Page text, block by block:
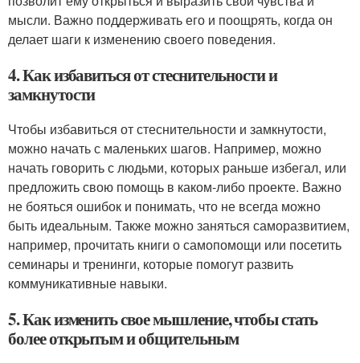
мысли. Важно поддерживать его и поощрять, когда он
делает шаги к изменению своего поведения.
4. Как избавиться от стеснительности и
замкнутости
Чтобы избавиться от стеснительности и замкнутости,
можно начать с маленьких шагов. Например, можно
начать говорить с людьми, которых раньше избегал, или
предложить свою помощь в каком-либо проекте. Важно
не бояться ошибок и понимать, что не всегда можно
быть идеальным. Также можно заняться саморазвитием,
например, прочитать книги о самопомощи или посетить
семинары и тренинги, которые помогут развить
коммуникативные навыки.
5. Как изменить свое мышление, чтобы стать
более открытым и общительным